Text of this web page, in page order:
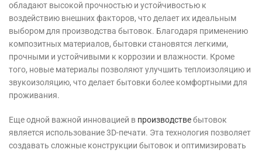
обладают высокой прочностью и устойчивостью к
воздействию внешних факторов, что делает их идеальным
выбором для производства бытовок. Благодаря применению
композитных материалов, бытовки становятся легкими,
прочными и устойчивыми к коррозии и влажности. Кроме
того, новые материалы позволяют улучшить теплоизоляцию и
звукоизоляцию, что делает бытовки более комфортными для
проживания.
Еще одной важной инновацией в производствебытовок
является использование 3D-печати. Эта технология позволяет
создавать сложные конструкции бытовок и оптимизировать